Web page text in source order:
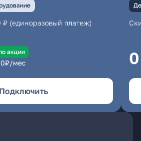
₽ (единоразовый платеж)
акции
₽/мес
Подключить
0